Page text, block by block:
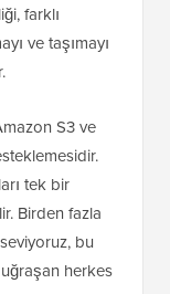
farklı
ve taşımayı
S3 ve
tek bir
Birden fazla
bu
herkes